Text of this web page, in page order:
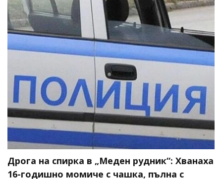
Дрога на спирка в „Меден рудник“: Хванаха
16-годишно момиче с чашка, пълна с